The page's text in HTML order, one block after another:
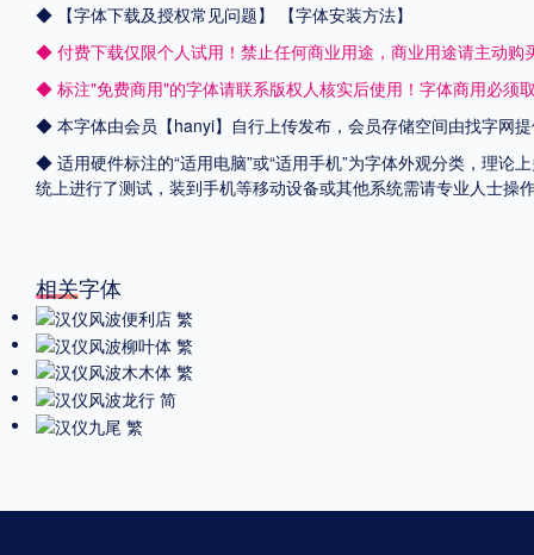
◆ 【字体下载及授权常见问题】
【字体安装方法】
◆ 付费下载仅限个人试用！禁止任何商业用途，商业用途请主动购
◆ 标注"免费商用"的字体请联系版权人核实后使用！字体商用必须
◆ 本字体由会员【hanyi】自行上传发布，会员存储空间由找字网
◆ 适用硬件标注的“适用电脑”或“适用手机”为字体外观分类，理论
统上进行了测试，装到手机等移动设备或其他系统需请专业人士
相关字体